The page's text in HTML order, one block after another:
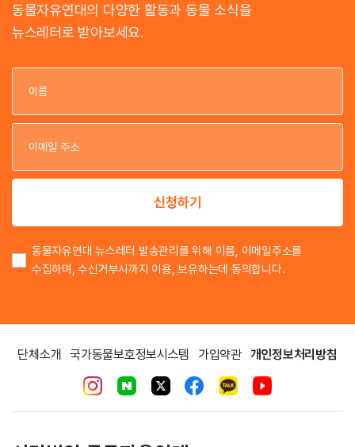
동물자유연대의 다양한 활동과 동물 소식을
뉴스레터로 받아보세요.
이
이
신청하기
동물자유연대 뉴스레터 발송관리를 위해 이름, 이메일주소를
수집하며, 수신거부시까지 이용, 보유하는데 동의합니다.
단체소개 국가동물보호정보시스템 가입약관 개인정보처리방침